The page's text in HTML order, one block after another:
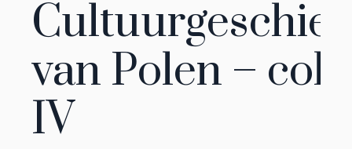
van Polen –
IV